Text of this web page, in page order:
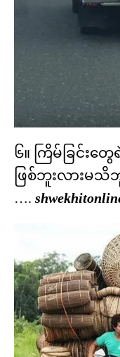
၆။ ကြိမ်ခြင်း
ဖြစ်ဘူးလားမသိဘူ
….